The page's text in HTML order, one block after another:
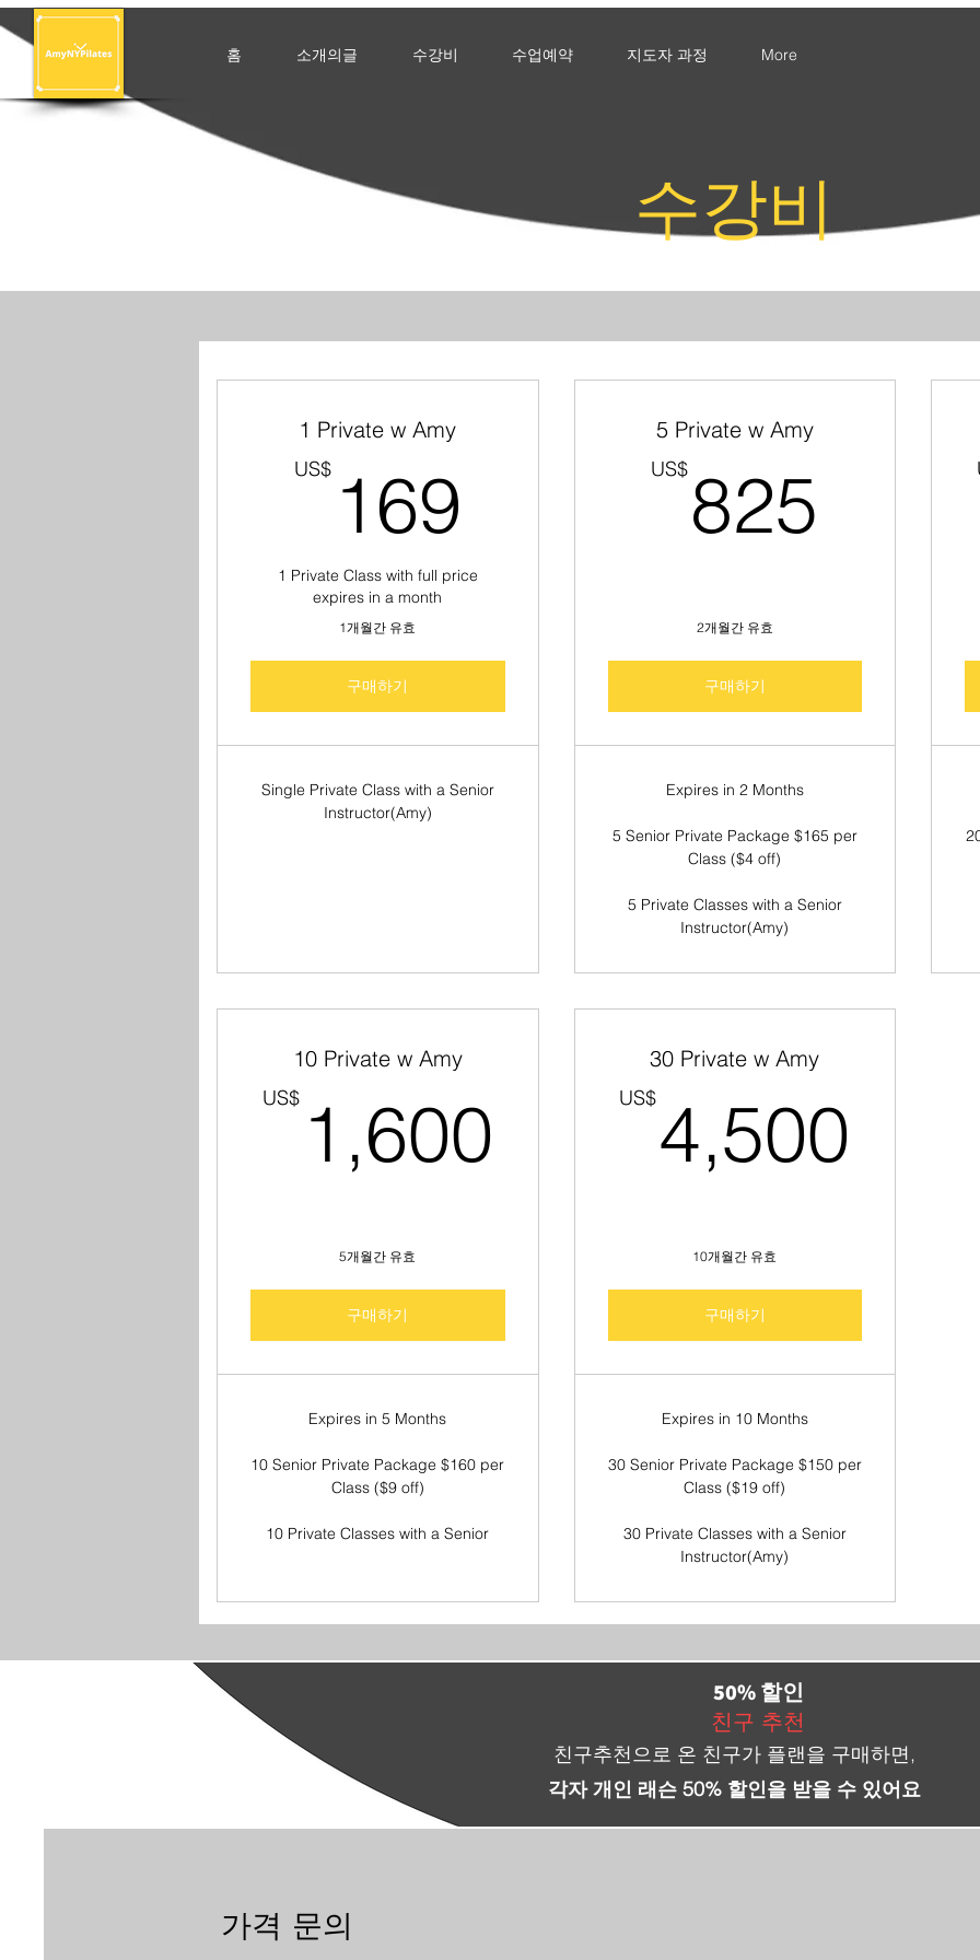
홈 소개의글 수강비 수업예약 지도자 과정 More
수강비
1 Private w Amy
US$ 169 169US$
1 Private Class with full price
expires in a month
1개월간 유효
구매하기
Single Private Class with a Senior
Instructor(Amy)
5 Private w Amy
US$ 825
2개월간 유효
구매하기
Expires in 2 Months
5 Senior Private Package $165 per
Class ($4 off)
5 Private Classes with a Senior
Instructor(Amy)
10 Private w Amy
US$ 1,600 1,600US$
5개월간 유효
구매하기
Expires in 5 Months
10 Senior Private Package $160 per
Class ($9 off)
10 Private Classes with a Senior
30 Private w Amy
US$4,500
10개월간 유효
구매하기
Expires in 10 Months
30 Senior Private Package $150 per
Class ($19 off)
30 Private Classes with a Senior
Instructor(Amy)
50% 할인
친구 추천
친구추천으로 온 친구가 플랜을 구매하면,
각자 개인 래슨 50% 할인을 받을 수 있어요
가격 문의